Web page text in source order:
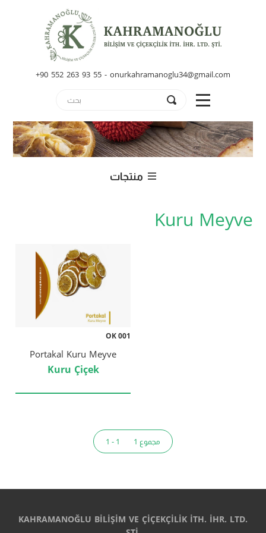
+90 552 263 93 55 - onurkahramanoglu34@gmail.com
منتجات
Kuru Meyve
OK 001
Portakal Kuru Meyve
Kuru Çiçek
1 - 1 مجموع 1
KAHRAMANOĞLU BİLİŞİM VE ÇİÇEKÇİLİK İTH. İHR. LTD.